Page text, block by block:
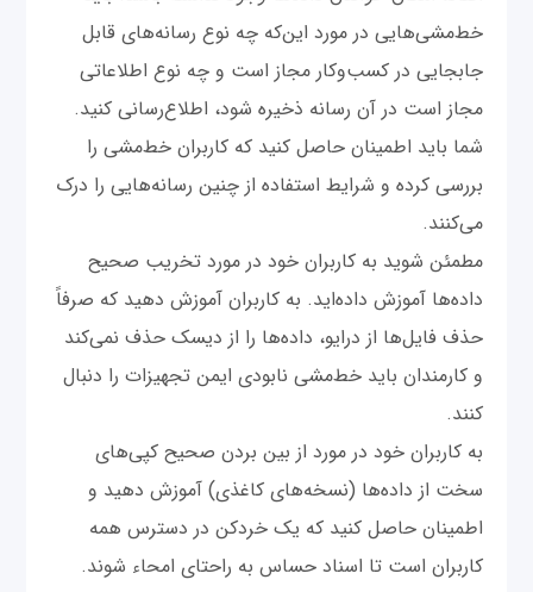
خط‌مشی‌هایی در مورد این‌که چه نوع رسانه‌های قابل
جابجایی در کسب‌وکار مجاز است و چه نوع اطلاعاتی
مجاز است در آن رسانه ذخیره شود، اطلاع‌رسانی کنید.
شما باید اطمینان حاصل کنید که کاربران خط‌مشی را
بررسی کرده و شرایط استفاده از چنین رسانه‌هایی را درک
می‌کنند.
مطمئن شوید به کاربران خود در مورد تخریب صحیح
داده‌ها آموزش داده‌اید. به کاربران آموزش دهید که صرفاً
حذف فایل‌ها از درایو، داده‌ها را از دیسک حذف نمی‌کند
و کارمندان باید خط‌مشی نابودی ایمن تجهیزات را دنبال
کنند.
به کاربران خود در مورد از بین بردن صحیح کپی‌های
سخت از داده‌ها (نسخه‌های کاغذی) آموزش دهید و
اطمینان حاصل کنید که یک خردکن در دسترس همه
کاربران است تا اسناد حساس به راحتای امحاء شوند.